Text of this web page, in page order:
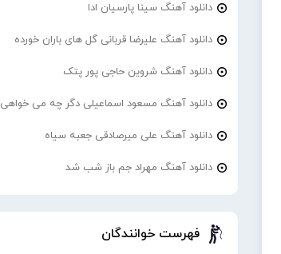
دانلود آهنگ سینا پارسیان ادا
دانلود آهنگ علیرضا قربانی گل های باران خورده
دانلود آهنگ شروین حاجی پور پتک
دانلود آهنگ مسعود اسماعیلی دگر چه می خواهی
دانلود آهنگ علی میرصادقی جعبه سیاه
دانلود آهنگ مهراد جم باز شب شد
فهرست خوانندگان